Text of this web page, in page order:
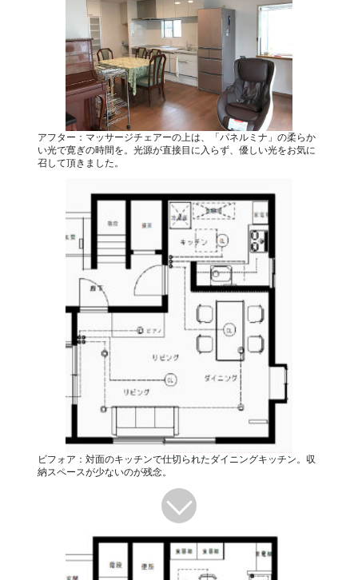
アフター：マッサージチェアーの上は、「パネルミナ」の柔らか
い光で寛ぎの時間を。光源が直接目に入らず、優しい光をお気に
召して頂きました。
ビフォア：対面のキッチンで仕切られたダイニングキッチン。収
納スペースが少ないのが残念。